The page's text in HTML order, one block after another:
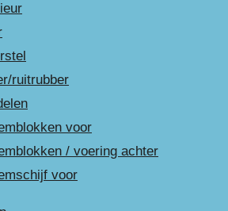
ruitrubber
voor
/ voering achter
voor